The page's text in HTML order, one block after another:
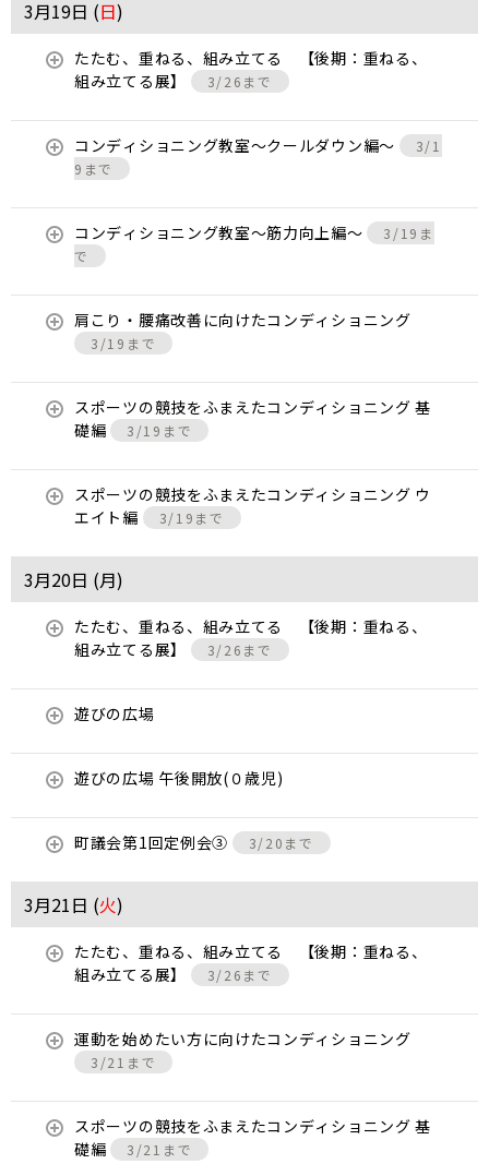
3月19日 (日)
たたむ、重ねる、組み立てる 【後期：重ねる、
組み立てる展】
3/26まで
コンディショニング教室〜クールダウン編〜
3/1
9まで
コンディショニング教室〜筋力向上編〜
3/19ま
で
肩こり・腰痛改善に向けたコンディショニング
3/19まで
スポーツの競技をふまえたコンディショニング 基
礎編
3/19まで
スポーツの競技をふまえたコンディショニング ウ
エイト編
3/19まで
3月20日 (月)
たたむ、重ねる、組み立てる 【後期：重ねる、
組み立てる展】
3/26まで
遊びの広場
遊びの広場 午後開放(０歳児)
町議会第1回定例会③ 3/20まで
3月21日 (火)
たたむ、重ねる、組み立てる 【後期：重ねる、
組み立てる展】
3/26まで
運動を始めたい方に向けたコンディショニング
3/21まで
スポーツの競技をふまえたコンディショニング 基
礎編
3/21まで